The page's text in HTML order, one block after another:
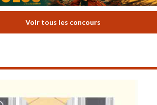
Voir tous les concours